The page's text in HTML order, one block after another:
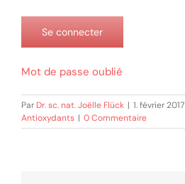
Mot de passe oublié
Par Dr. sc. nat. Joëlle Flück | 1. février 2017
Antioxydants | 0 Commentaire